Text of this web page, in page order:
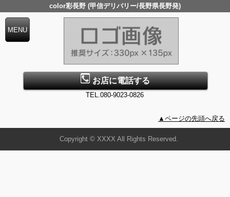
color彩長野 (甲信デリバリー/長野県長野発)
お店に電話する
TEL.080-9023-0826
▲ページの先頭へ戻る
Copyright © XXXX All Rights Reserved.